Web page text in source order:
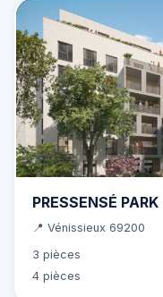
PRESSENSÉ PARK
📍 Vénissieux 69200
3 pièces
4 pièces